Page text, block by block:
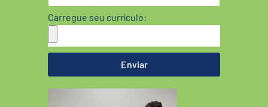
Carregue seu currículo:
Enviar